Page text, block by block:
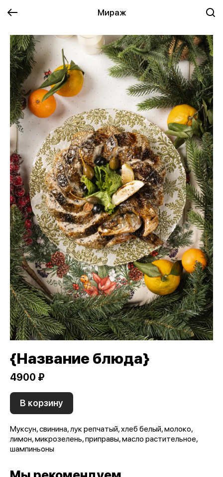
Мираж
{Название блюда}
4900 ₽
В корзину
Муксун, свинина, лук репчатый, хлеб белый, молоко,
лимон, микрозелень, приправы, масло растительное,
шампиньоны